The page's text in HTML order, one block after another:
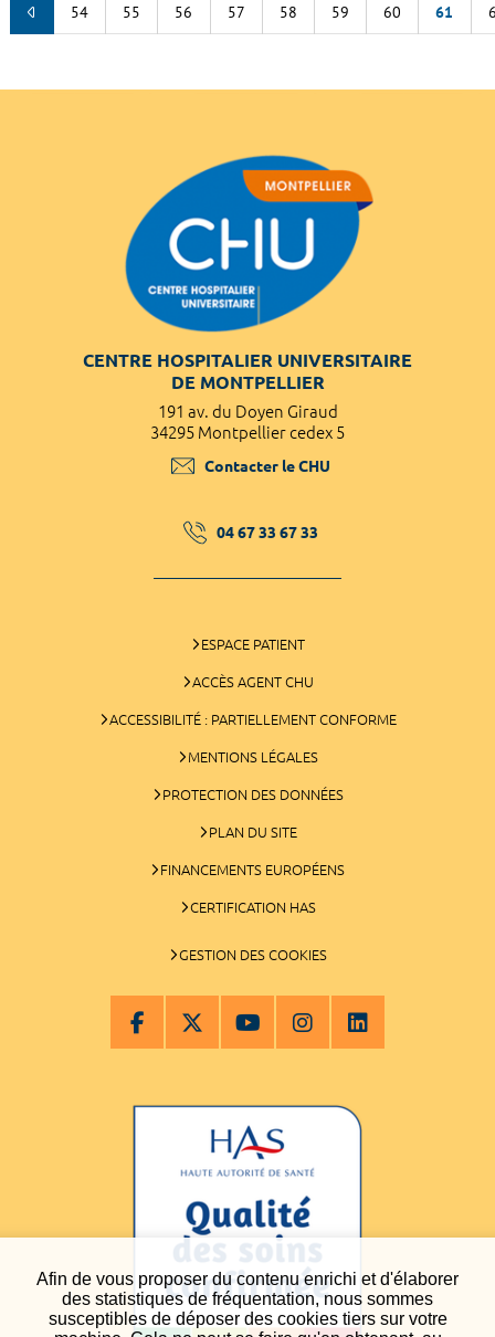
Afin de vous proposer du contenu enrichi et d'élaborer
des statistiques de fréquentation, nous sommes
susceptibles de déposer des cookies tiers sur votre
54 55 56 57 58 59 60 61
CENTRE HOSPITALIER UNIVERSITAIRE
DE MONTPELLIER
191 av. du Doyen Giraud
34295 Montpellier cedex 5
Contacter le CHU
04 67 33 67 33
ESPACE PATIENT
ACCÈS AGENT CHU
ACCESSIBILITÉ : PARTIELLEMENT CONFORME
MENTIONS LÉGALES
PROTECTION DES DONNÉES
PLAN DU SITE
FINANCEMENTS EUROPÉENS
CERTIFICATION HAS
GESTION DES COOKIES